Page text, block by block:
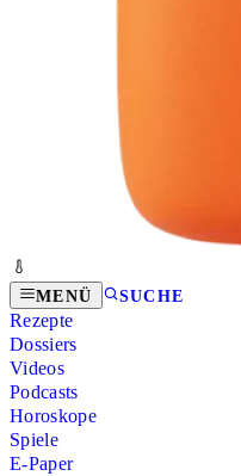
MENÜ SUCHE
Rezepte
Dossiers
Videos
Podcasts
Horoskope
Spiele
E-Paper